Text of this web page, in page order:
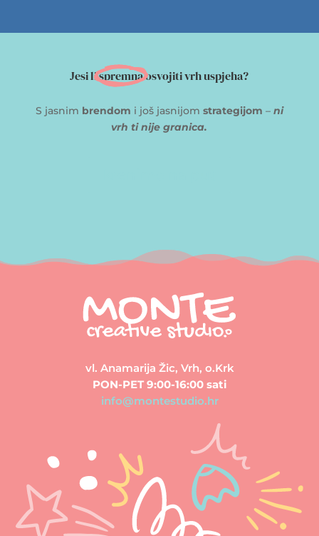
Jesi li spremna osvojiti vrh uspjeha?
S jasnim brendom i još jasnijom strategijom – ni
vrh ti nije granica.
vl. Anamarija Žic, Vrh, o.Krk
PON-PET 9:00-16:00 sati
info@montestudio.hr